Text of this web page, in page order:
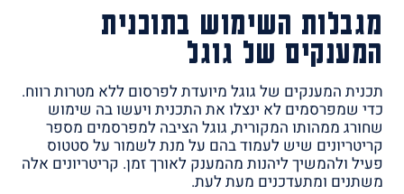
מגבלות השימוש בתוכנית
המענקים של גוגל
תכנית המענקים של גוגל מיועדת לפרסום ללא מטרות רווח.
כדי שמפרסמים לא ינצלו את התכנית ויעשו בה שימוש
שחורג ממהותו המקורית, גוגל הציבה למפרסמים מספר
קריטריונים שיש לעמוד בהם על מנת לשמור על סטטוס
פעיל ולהמשיך ליהנות מהמענק לאורך זמן. קריטריונים אלה
משתנים ומתעדכנים מעת לעת.